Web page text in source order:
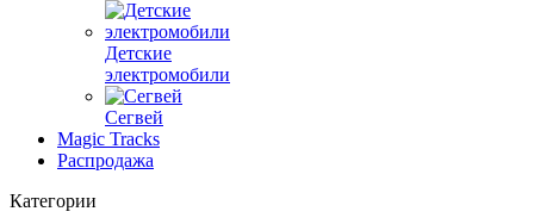
Детские
электромобили
Сегвей
Magic Tracks
Распродажа
Категории